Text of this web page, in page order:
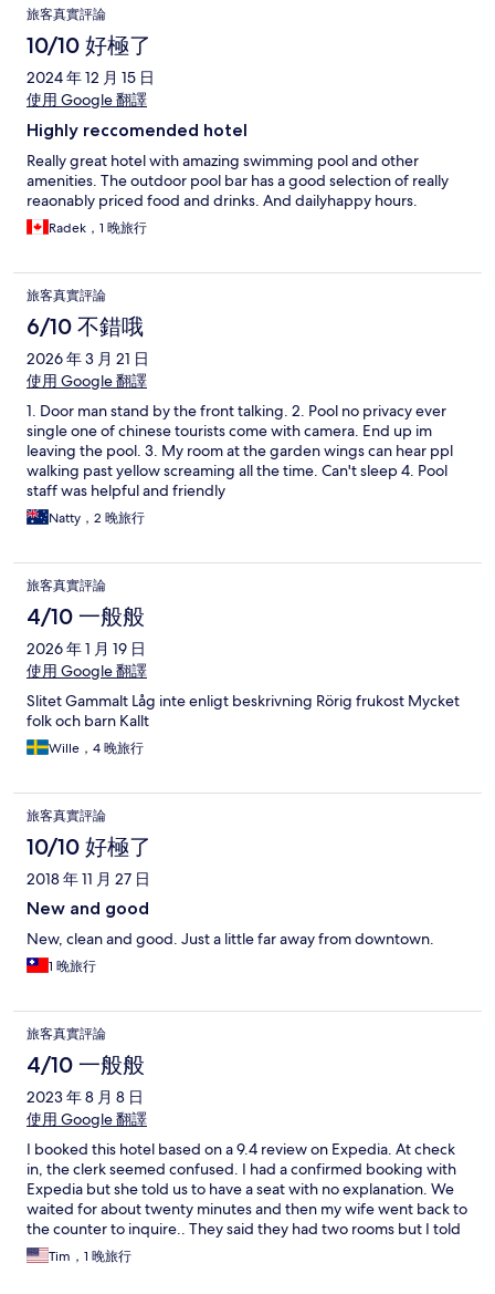
旅客真實評論
10/10 好極了
2024 年 12 月 15 日
使用 Google 翻譯
Highly reccomended hotel
Really great hotel with amazing swimming pool and other
amenities. The outdoor pool bar has a good selection of really
reaonably priced food and drinks. And dailyhappy hours.
Radek，1 晚旅行
旅客真實評論
6/10 不錯哦
2026 年 3 月 21 日
使用 Google 翻譯
1. Door man stand by the front talking. 2. Pool no privacy ever
single one of chinese tourists come with camera. End up im
leaving the pool. 3. My room at the garden wings can hear ppl
walking past yellow screaming all the time. Can't sleep 4. Pool
staff was helpful and friendly
Natty，2 晚旅行
旅客真實評論
4/10 一般般
2026 年 1 月 19 日
使用 Google 翻譯
Slitet Gammalt Låg inte enligt beskrivning Rörig frukost Mycket
folk och barn Kallt
Wille，4 晚旅行
旅客真實評論
10/10 好極了
2018 年 11 月 27 日
New and good
New, clean and good. Just a little far away from downtown.
1 晚旅行
旅客真實評論
4/10 一般般
2023 年 8 月 8 日
使用 Google 翻譯
I booked this hotel based on a 9.4 review on Expedia. At check
in, the clerk seemed confused. I had a confirmed booking with
Expedia but she told us to have a seat with no explanation. We
waited for about twenty minutes and then my wife went back to
the counter to inquire.. They said they had two rooms but I told
her that I had just booked one room for three(10 yoa) child. I
asked her if they had a folding bed for her. She said it would an
Tim，1 晚旅行